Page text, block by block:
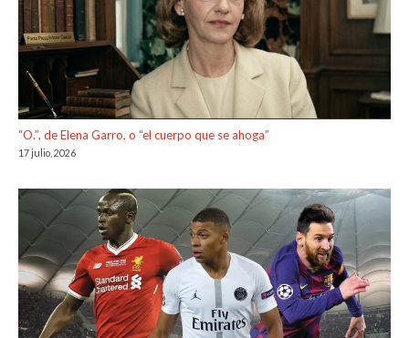
“O.”, de Elena Garro, o “el cuerpo que se ahoga”
17 julio, 2026